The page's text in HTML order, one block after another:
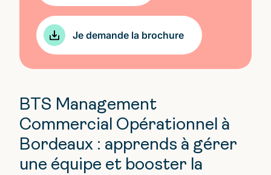
BTS Management
Commercial Opérationnel à
Bordeaux : apprends à gérer
une équipe et booster la
Je demande la brochure